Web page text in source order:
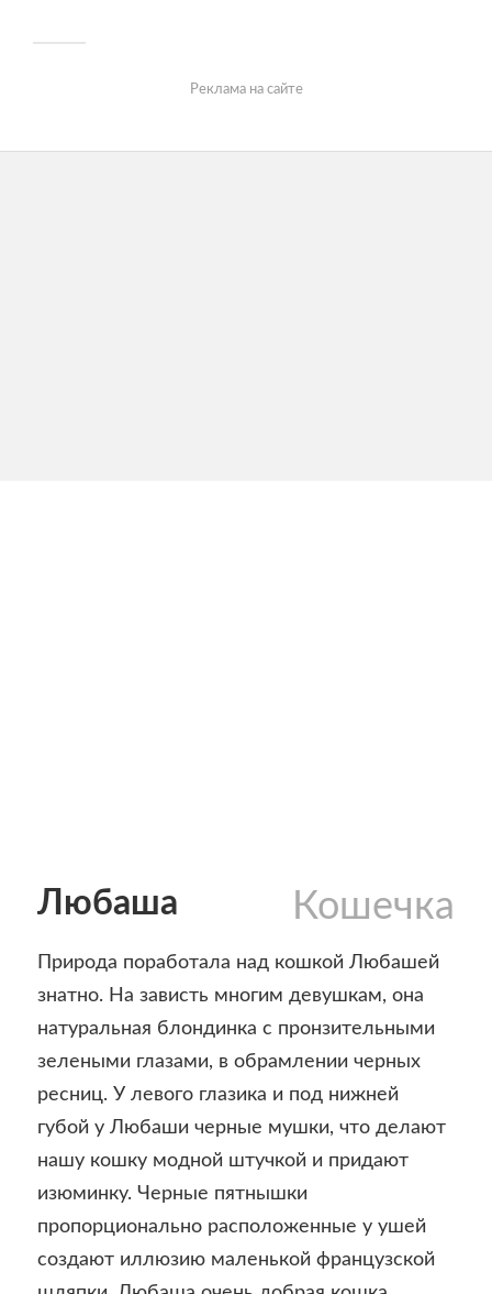
Реклама на сайте
Кошечка
Любаша
Природа поработала над кошкой Любашей
знатно. На зависть многим девушкам, она
натуральная блондинка с пронзительными
зелеными глазами, в обрамлении черных
ресниц. У левого глазика и под нижней
губой у Любаши черные мушки, что делают
нашу кошку модной штучкой и придают
изюминку. Черные пятнышки
пропорционально расположенные у ушей
создают иллюзию маленькой французской